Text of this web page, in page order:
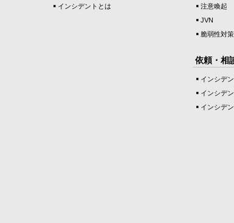
インシデントとは
注意喚起
JVN
脆弱性対
依頼・相
インシデ
インシデ
インシデ